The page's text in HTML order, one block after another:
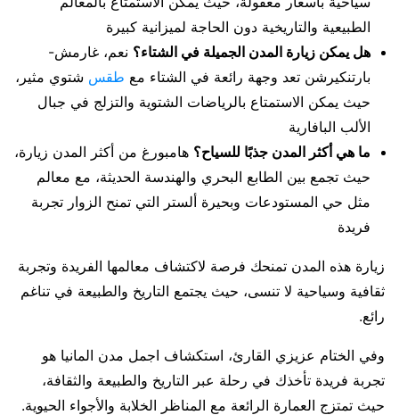
الطبيعية والتاريخية دون الحاجة لميزانية كبيرة
هل يمكن زيارة المدن الجميلة في الشتاء؟ نعم، غارمش-
بارتنكيرشن تعد وجهة رائعة في الشتاء مع طقس شتوي مثير،
حيث يمكن الاستمتاع بالرياضات الشتوية والتزلج في جبال
الألب البافارية
ما هي أكثر المدن جذبًا للسياح؟ هامبورغ من أكثر المدن زيارة،
حيث تجمع بين الطابع البحري والهندسة الحديثة، مع معالم
مثل حي المستودعات وبحيرة ألستر التي تمنح الزوار تجربة
فريدة
زيارة هذه المدن تمنحك فرصة لاكتشاف معالمها الفريدة وتجربة
ثقافية وسياحية لا تنسى، حيث يجتمع التاريخ والطبيعة في تناغم
رائع.
وفي الختام عزيزي القارئ، استكشاف اجمل مدن المانيا هو
تجربة فريدة تأخذك في رحلة عبر التاريخ والطبيعة والثقافة،
حيث تمتزج العمارة الرائعة مع المناظر الخلابة والأجواء الحيوية.